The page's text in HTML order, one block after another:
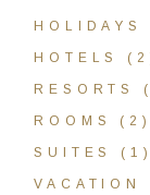
HOLIDAYS
HOTELS
RESORTS
ROOMS (2)
SUITES (1)
VACATION